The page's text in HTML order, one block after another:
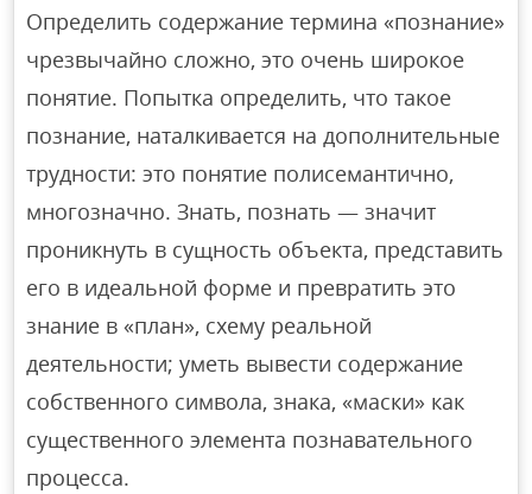
Определить содержание термина «познание»
чрезвычайно сложно, это очень широкое
понятие. Попытка определить, что такое
познание, наталкивается на дополнительные
трудности: это понятие полисемантично,
многозначно. Знать, познать — значит
проникнуть в сущность объекта, представить
его в идеальной форме и превратить это
знание в «план», схему реальной
деятельности; уметь вывести содержание
собственного символа, знака, «маски» как
существенного элемента познавательного
процесса.